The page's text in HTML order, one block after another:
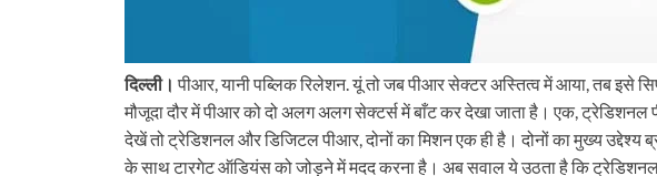
दिल्ली। पीआर, यानी पब्लिक रिलेशन. यूं तो जब पीआर सेक्टर अस्तित्व में आया, तब इसे
मौजूदा दौर में पीआर को दो अलग अलग सेक्टर्स में बाँट कर देखा जाता है। एक,
देखें तो ट्रेडिशनल और डिजिटल पीआर, दोनों का मिशन एक ही है। दोनों का मुख्य उद्देश्य
के साथ टारगेट ऑडियंस को जोड़ने में मदद करना है। अब सवाल ये उठता है कि